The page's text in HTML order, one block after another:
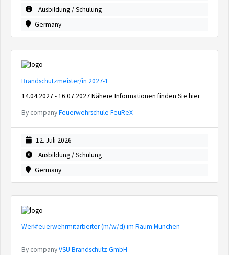
Ausbildung / Schulung
Germany
Brandschutzmeister/in 2027-1
14.04.2027 - 16.07.2027 Nähere Informationen finden Sie hier
By companyFeuerwehrschule FeuReX
12. Juli 2026
Ausbildung / Schulung
Germany
Werkfeuerwehrmitarbeiter (m/w/d) im Raum München
By companyVSU Brandschutz GmbH